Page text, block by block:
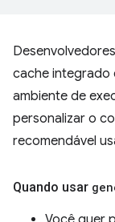
cache integrado
ambiente de
personalizar o
recomendável
Quando usar